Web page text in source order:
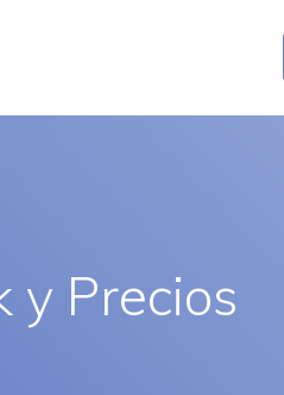
y Precios